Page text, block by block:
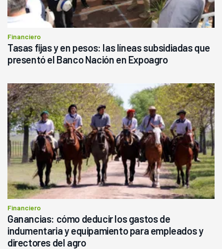
Financiero
Tasas fijas y en pesos: las líneas subsidiadas que
presentó el Banco Nación en Expoagro
Financiero
Ganancias: cómo deducir los gastos de
indumentaria y equipamiento para empleados y
directores del agro